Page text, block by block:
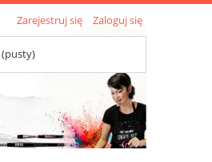
Zarejestruj się Zaloguj się
(pusty)